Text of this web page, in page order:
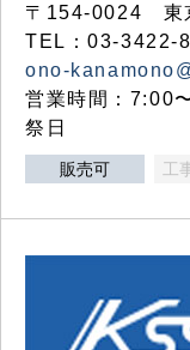
〒154-0024 東
TEL：03-3422-
ono-
営業時間：7:00
祭日
販売可 工